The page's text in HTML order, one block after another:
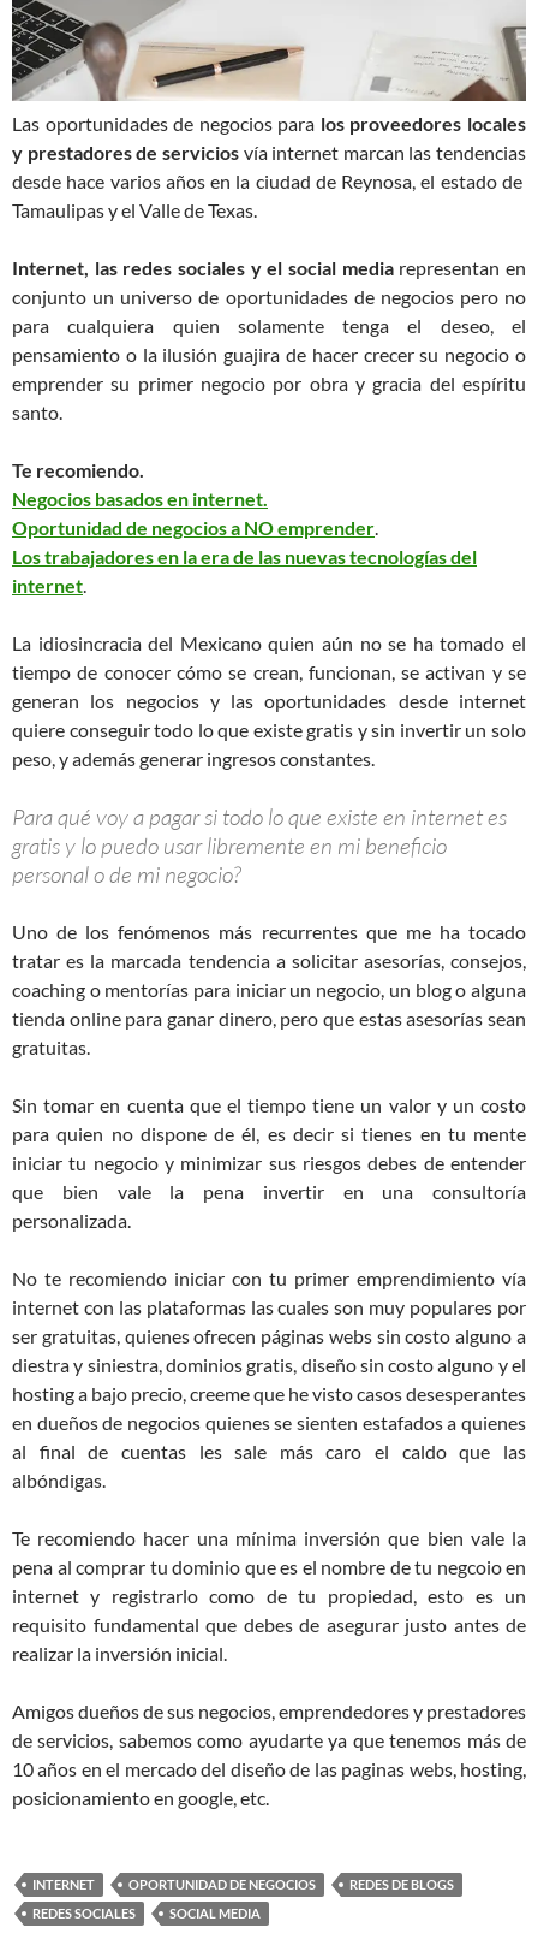
Las oportunidades de negocios para los proveedores locales
y prestadores de serviciosvía internet marcan las tendencias
desde hace varios años en la ciudad de Reynosa, el estado de
Tamaulipas y el Valle de Texas.
Internet, las redes sociales y el social mediarepresentan en
conjunto un universo de oportunidades de negocios pero no
para cualquiera quien solamente tenga el deseo, el
pensamiento o la ilusión guajira de hacer crecer su negocio o
emprender su primer negocio por obra y gracia del espíritu
santo.
Te recomiendo.
Negocios basados en internet.
Oportunidad de negocios a NO emprender.
Los trabajadores en la era de las nuevas tecnologías del
internet.
La idiosincracia del Mexicano quien aún no se ha tomado el
tiempo de conocer cómo se crean, funcionan, se activan y se
generan los negocios y las oportunidades desde internet
quiere conseguir todo lo que existe gratis y sin invertir un solo
peso, y además generar ingresos constantes.
Para qué voy a pagar si todo lo que existe en internet es
gratis y lo puedo usar libremente en mi beneficio
personal o de mi negocio?
Uno de los fenómenos más recurrentes que me ha tocado
tratar es la marcada tendencia a solicitar asesorías, consejos,
coaching o mentorías para iniciar un negocio, un blog o alguna
tienda online para ganar dinero, pero que estas asesorías sean
gratuitas.
Sin tomar en cuenta que el tiempo tiene un valor y un costo
para quien no dispone de él, es decir si tienes en tu mente
iniciar tu negocio y minimizar sus riesgos debes de entender
que bien vale la pena invertir en una consultoría
personalizada.
No te recomiendo iniciar con tu primer emprendimiento vía
internet con las plataformas las cuales son muy populares por
ser gratuitas, quienes ofrecen páginas webs sin costo alguno a
diestra y siniestra, dominios gratis, diseño sin costo alguno y el
hosting a bajo precio, creeme que he visto casos desesperantes
en dueños de negocios quienes se sienten estafados a quienes
al final de cuentas les sale más caro el caldo que las
albóndigas.
Te recomiendo hacer una mínima inversión que bien vale la
pena al comprar tu dominio que es el nombre de tu negcoio en
internet y registrarlo como de tu propiedad, esto es un
requisito fundamental que debes de asegurar justo antes de
realizar la inversión inicial.
Amigos dueños de sus negocios, emprendedores y prestadores
de servicios, sabemos como ayudarte ya que tenemos más de
10 años en el mercado del diseño de las paginas webs, hosting,
posicionamiento en google, etc.
INTERNET OPORTUNIDAD DE NEGOCIOS
REDES DE BLOGS
REDES SOCIALES
SOCIAL MEDIA